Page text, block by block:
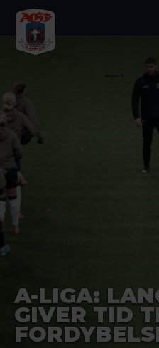
A-LIGA:
GIVER TID